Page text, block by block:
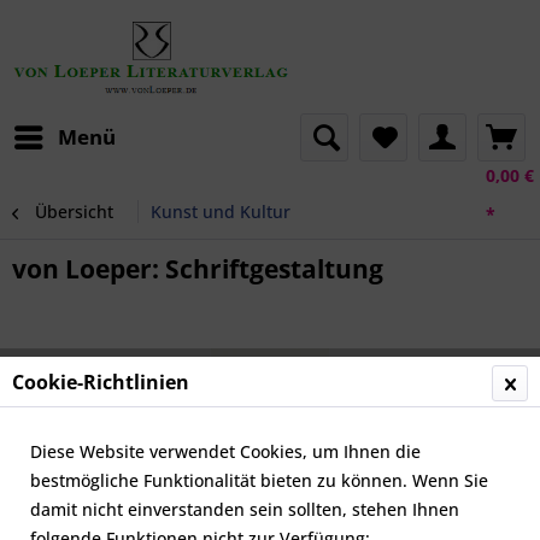
Menü
0,00 €
*
Übersicht Kunst und Kultur
von Loeper: Schriftgestaltung
Cookie-Richtlinien
Diese Website verwendet Cookies, um Ihnen die
bestmögliche Funktionalität bieten zu können. Wenn Sie
damit nicht einverstanden sein sollten, stehen Ihnen